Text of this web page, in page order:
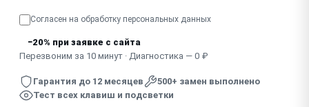
Клавиатура не реагирует полностью
Скрипит, дребезжит при наборе
Согласен на обработку персональных данных
−20% при заявке с сайта
Перезвоним за 10 минут · Диагностика — 0 ₽
Гарантия до 12 месяцев
500+ замен выполнено
Тест всех клавиш и подсветки